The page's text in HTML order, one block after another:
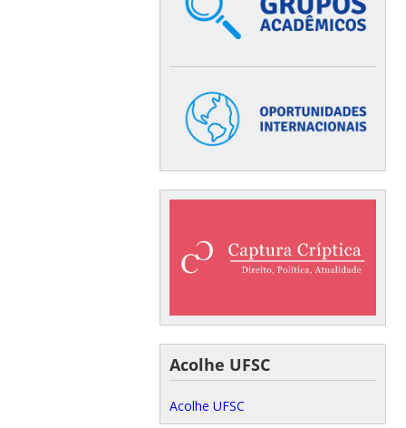
Acolhe UFSC
Acolhe UFSC